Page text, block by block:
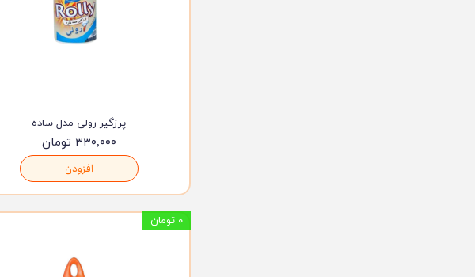
پرزگیر رولی مدل ساده
۳۳۰,۰۰۰ تومان
افزودن
۰ تومان